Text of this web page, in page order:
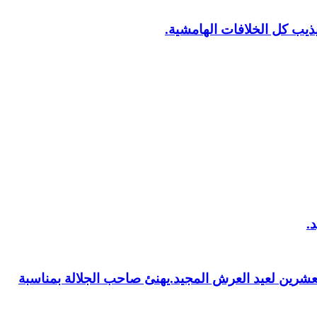
كل الخلافات الهامشية.
لعيد العرش المجيد.يهنئ صاحب الجلالة بمناسبة